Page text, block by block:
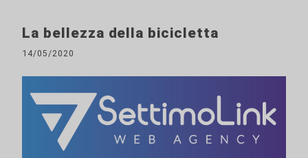
La bellezza della bicicletta
14/05/2020